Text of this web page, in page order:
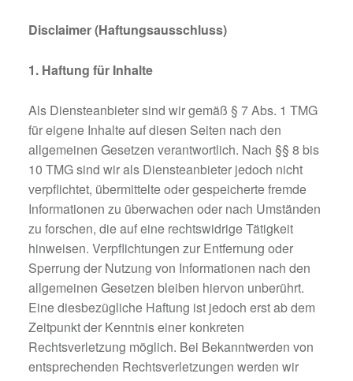
Disclaimer (Haftungsausschluss)
1. Haftung für Inhalte
Als Diensteanbieter sind wir gemäß § 7 Abs. 1 TMG
für eigene Inhalte auf diesen Seiten nach den
allgemeinen Gesetzen verantwortlich. Nach §§ 8 bis
10 TMG sind wir als Diensteanbieter jedoch nicht
verpflichtet, übermittelte oder gespeicherte fremde
Informationen zu überwachen oder nach Umständen
zu forschen, die auf eine rechtswidrige Tätigkeit
hinweisen. Verpflichtungen zur Entfernung oder
Sperrung der Nutzung von Informationen nach den
allgemeinen Gesetzen bleiben hiervon unberührt.
Eine diesbezügliche Haftung ist jedoch erst ab dem
Zeitpunkt der Kenntnis einer konkreten
Rechtsverletzung möglich. Bei Bekanntwerden von
entsprechenden Rechtsverletzungen werden wir